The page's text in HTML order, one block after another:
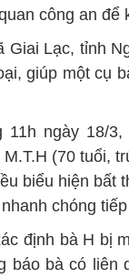
công an để
Giai Lạc, tỉnh
giúp một cụ
11h ngày 18/
(70 tuổi,
biểu hiện bất
chóng
định bà H bị
báo bà có liên